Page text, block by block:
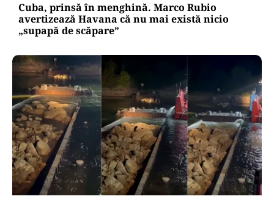
Cuba, prinsă în menghină. Marco Rubio
avertizează Havana că nu mai există nicio
„supapă de scăpare”